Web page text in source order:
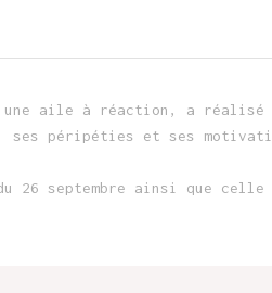
à une aile à réaction, a
ses péripéties et ses
26 septembre ainsi que